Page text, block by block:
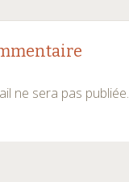
ne sera pas publiée.